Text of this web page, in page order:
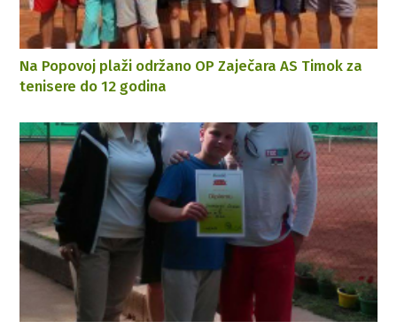
Na Popovoj plaži održano OP Zaječara AS Timok za
tenisere do 12 godina